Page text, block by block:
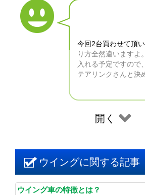
今回2台買わせて頂
り方全然違いますよ
入れる予定ですので
テアリンクさんと決
開く
ウイングに関する記事
ウイング車の特徴とは？